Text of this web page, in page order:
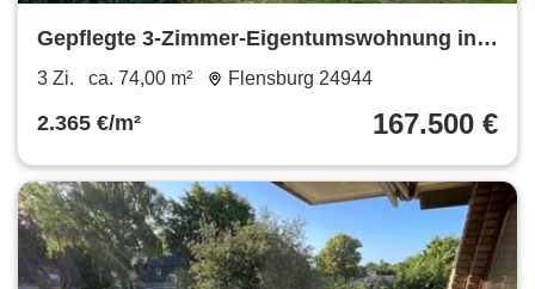
Gepflegte 3-Zimmer-Eigentumswohnung in
Strandnähe-FL-Mürwik
3 Zi. ca. 74,00 m² Flensburg 24944
2.365 €/m² 167.500 €